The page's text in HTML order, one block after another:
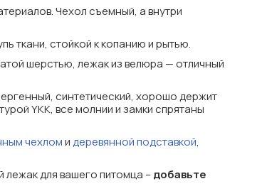
Чехол съемный, а внутри
ткани, стойкой к копанию и рытью.
шерстью, лежак из велюра — отличный
синтетический, хорошо держит
YKK, все молнии и замки спрятаны
чехломидеревянной подставкой,
лежак для вашего питомца –добавьте